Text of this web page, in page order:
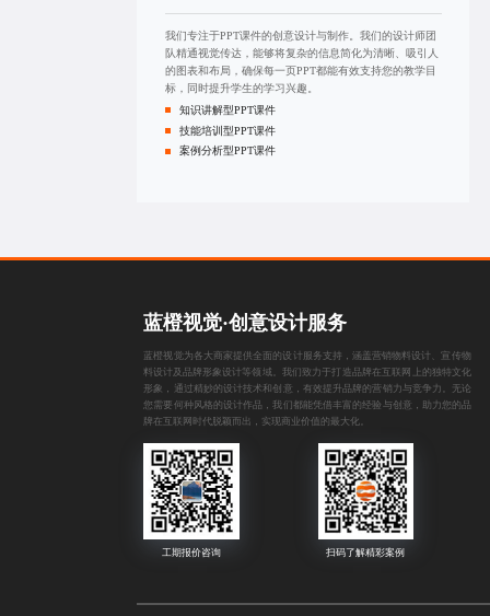
我们专注于PPT课件的创意设计与制作。我们的设计师团
队精通视觉传达，能够将复杂的信息简化为清晰、吸引人
的图表和布局，确保每一页PPT都能有效支持您的教学目
标，同时提升学生的学习兴趣。
知识讲解型PPT课件
技能培训型PPT课件
案例分析型PPT课件
蓝橙视觉·创意设计服务
蓝橙视觉为各大商家提供全面的设计服务支持，涵盖营销物料设计 、宣传物
料设计 及品牌形象设计等领域。我们致力于打造品牌在互联网上的独特文化
形象，通过精妙的设计技术和创意，有效提升品牌的营销力与竞争力。无论
您需要何种风格的设计作品，我们都能凭借丰富的经验与创意，助力您的品
牌在互联网时代脱颖而出，实现商业价值的最大化。